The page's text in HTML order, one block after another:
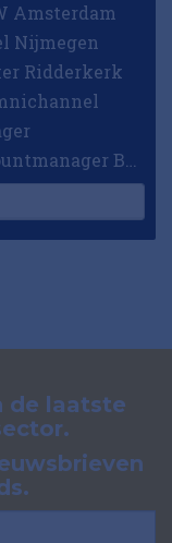
Amsterdam
Nijmegen
Ridderkerk
Checkpoint Systems Key Accountmanager Benelux
de laatste